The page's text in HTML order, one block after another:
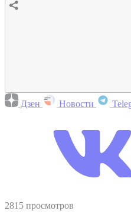
Дзен Новости
2815 просмотров